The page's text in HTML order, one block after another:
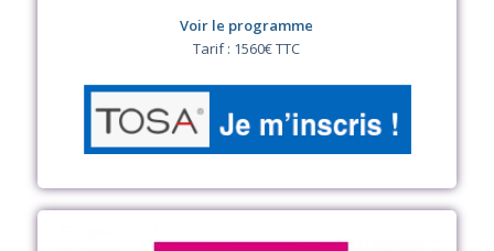
Voir le programme
Tarif : 1560€ TTC